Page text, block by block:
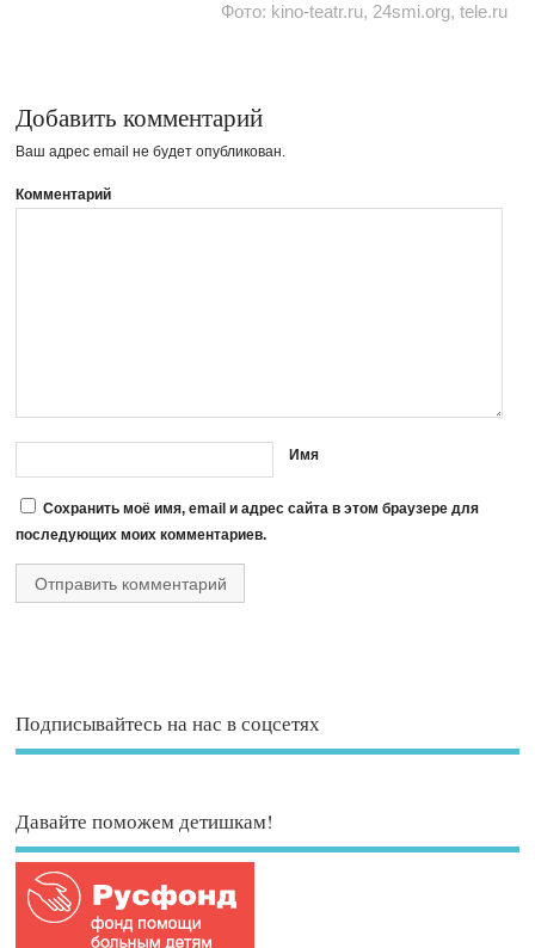
Фото: kino-teatr.ru, 24smi.org, tele.ru
Добавить комментарий
Ваш адрес email не будет опубликован.
Комментарий
Имя
Сохранить моё имя, email и адрес сайта в этом браузере для
последующих моих комментариев.
Подписывайтесь на нас в соцсетях
Давайте поможем детишкам!